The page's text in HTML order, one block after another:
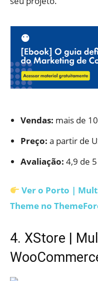
Vendas: mais de
Preço: a partir de
Avaliação: 4,9 de
Ver o Porto |
Theme no
4. XStore |